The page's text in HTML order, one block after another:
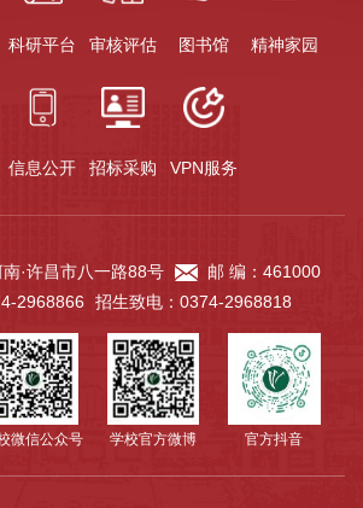
科研平台 审核评估 图书馆 精神家园
信息公开 招标采购 VPN服务
·许昌市八一路88号
邮 编：461000
2968866 招生致电：0374-2968818
微信公众号 学校官方微博 官方抖音